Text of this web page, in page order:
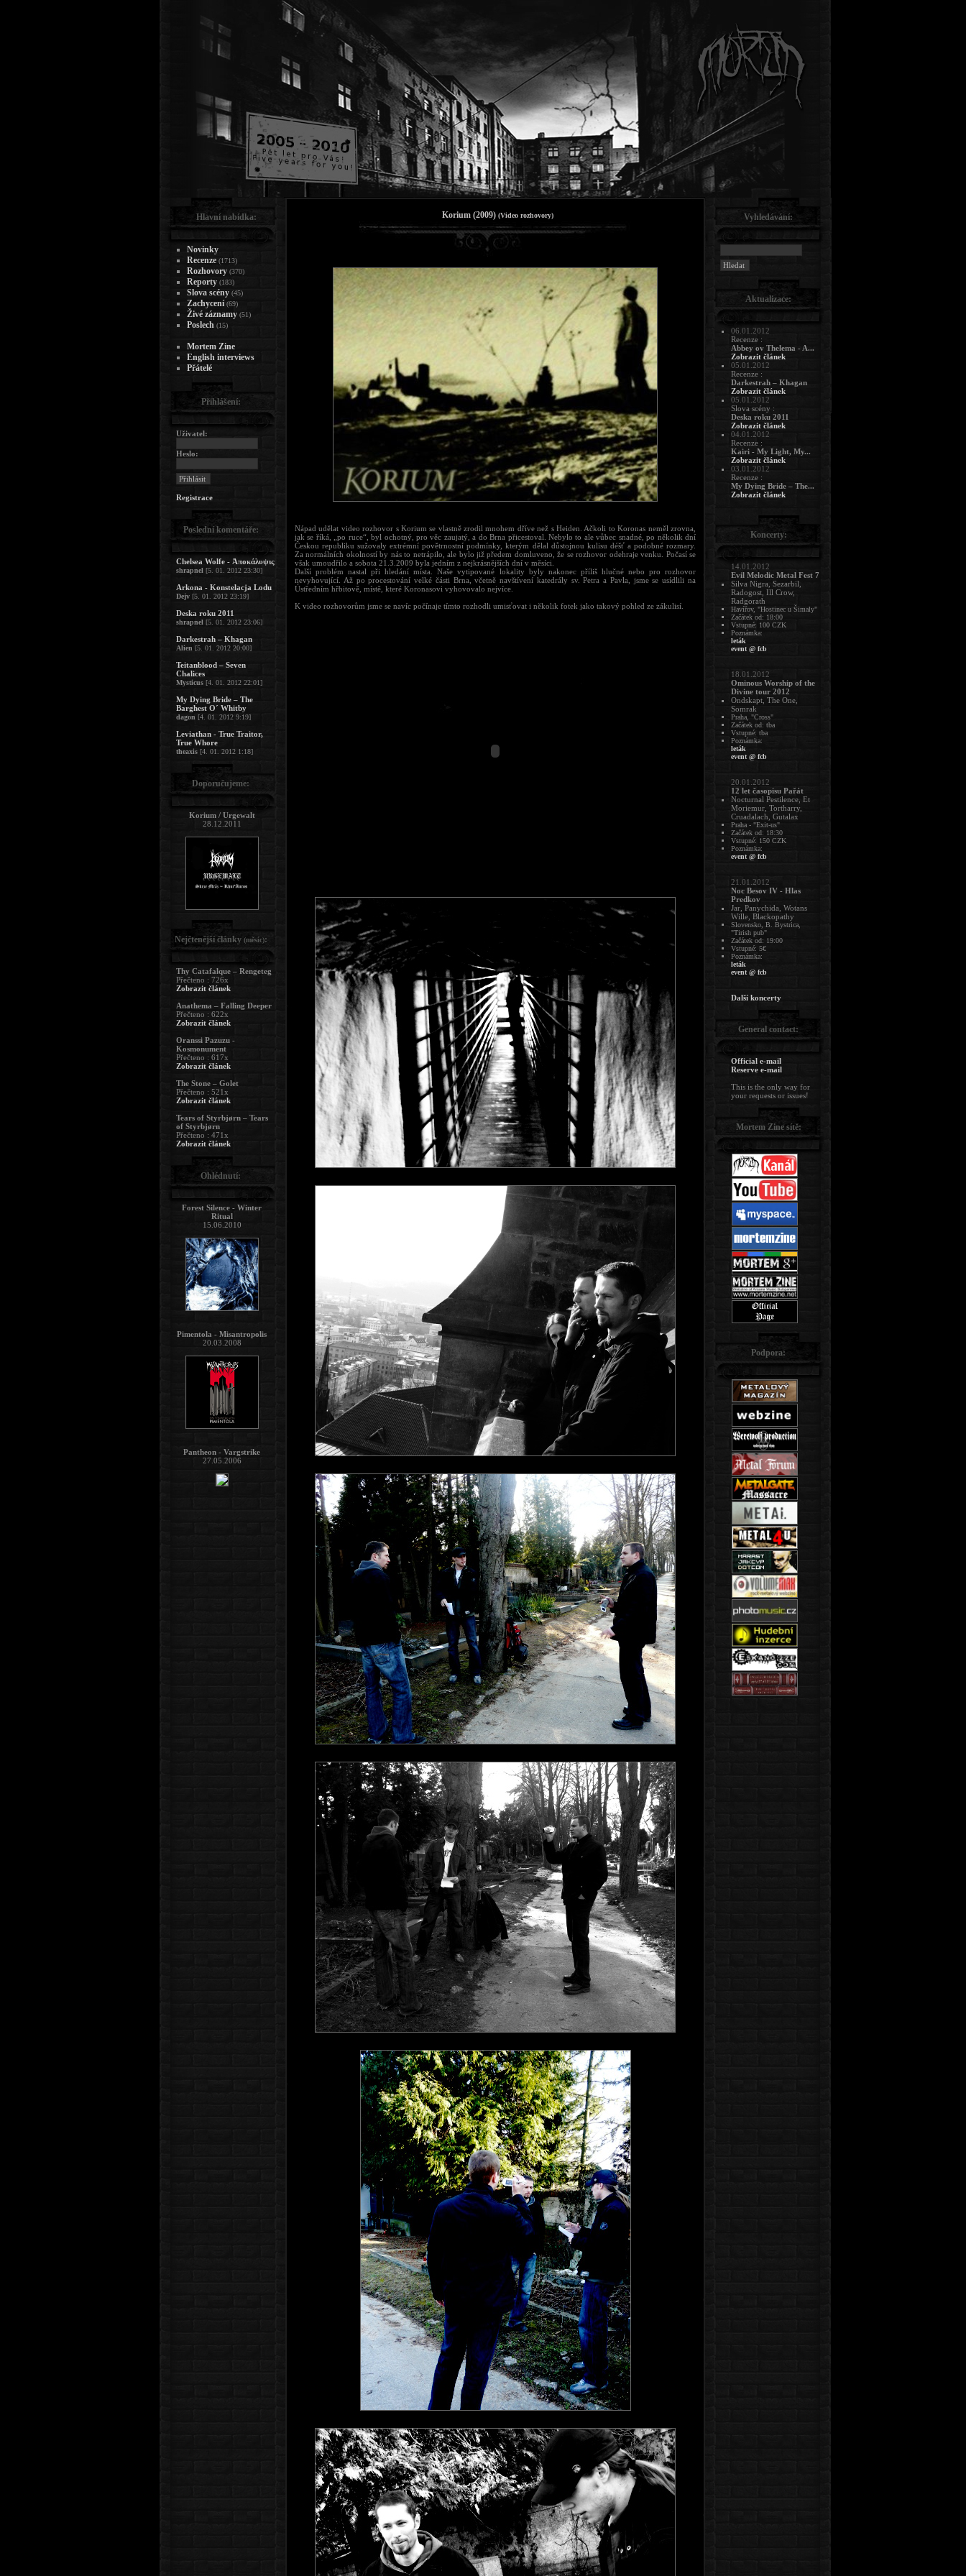
Korium (2009) (Video rozhovory)
Nápad udělat video rozhovor s Korium se vlastně zrodil mnohem dříve než s Heiden. Ačkoli to Koronas neměl zrovna,
jak se říká, „po ruce“, byl ochotný, pro věc zaujatý, a do Brna přicestoval. Nebylo to ale vůbec snadné, po několik dní
Českou republiku sužovaly extrémní povětrnostní podmínky, kterým dělal důstojnou kulisu déšť a podobné rozmary.
Za normálních okolností by nás to netrápilo, ale bylo již předem domluveno, že se rozhovor odehraje venku. Počasí se
však umoudřilo a sobota 21.3.2009 byla jedním z nejkrásnějších dní v měsíci.
Další problém nastal při hledání místa. Naše vytipované lokality byly nakonec příliš hlučné nebo pro rozhovor
nevyhovující. Až po procestování velké části Brna, včetně navštívení katedrály sv. Petra a Pavla, jsme se usídlili na
Ústředním hřbitově, místě, které Koronasovi vyhovovalo nejvíce.
K video rozhovorům jsme se navíc počínaje tímto rozhodli umisťovat i několik fotek jako takový pohled ze zákulisí.
Hlavní nabídka:
Novinky
Recenze (1713)
Rozhovory (370)
Reporty (183)
Slova scény (45)
Zachycení (69)
Živé záznamy (51)
Poslech (15)
Mortem Zine
English interviews
Přátelé
Přihlášení:
Uživatel:
Heslo:
Registrace
Poslední komentáře:
Chelsea Wolfe - Ἀποκάλυψις
shrapnel [5. 01. 2012 23:30]
Arkona - Konstelacja Lodu
Dejv [5. 01. 2012 23:19]
Deska roku 2011
shrapnel [5. 01. 2012 23:06]
Darkestrah – Khagan
Alien [5. 01. 2012 20:00]
Teitanblood – Seven
Chalices
Mysticus [4. 01. 2012 22:01]
My Dying Bride – The
Barghest O´ Whitby
dagon [4. 01. 2012 9:19]
Leviathan - True Traitor,
True Whore
theaxis [4. 01. 2012 1:18]
Doporučujeme:
Korium / Urgewalt
28.12.2011
Nejčtenější články (měsíc):
Thy Catafalque – Rengeteg
Přečteno : 726x
Zobrazit článek
Anathema – Falling Deeper
Přečteno : 622x
Zobrazit článek
Oranssi Pazuzu -
Kosmonument
Přečteno : 617x
Zobrazit článek
The Stone – Golet
Přečteno : 521x
Zobrazit článek
Tears of Styrbjørn – Tears
of Styrbjørn
Přečteno : 471x
Zobrazit článek
Ohlédnutí:
Forest Silence - Winter
Ritual
15.06.2010
Pimentola - Misantropolis
20.03.2008
Pantheon - Vargstrike
27.05.2006
Vyhledávání:
Aktualizace:
06.01.2012
Recenze :
Abbey ov Thelema - A...
Zobrazit článek
05.01.2012
Recenze :
Darkestrah – Khagan
Zobrazit článek
05.01.2012
Slova scény :
Deska roku 2011
Zobrazit článek
04.01.2012
Recenze :
Kairi - My Light, My...
Zobrazit článek
03.01.2012
Recenze :
My Dying Bride – The...
Zobrazit článek
Koncerty:
14.01.2012
Evil Melodic Metal Fest 7
Silva Nigra, Sezarbil,
Radogost, Ill Crow,
Radgorath
Havířov, "Hostinec u Šimaly"
Začátek od: 18:00
Vstupné: 100 CZK
Poznámka:
leták
event @ fcb
18.01.2012
Ominous Worship of the
Divine tour 2012
Ondskapt, The One,
Somrak
Praha, "Cross"
Začátek od: tba
Vstupné: tba
Poznámka:
leták
event @ fcb
20.01.2012
12 let časopisu Pařát
Nocturnal Pestilence, Et
Moriemur, Tortharry,
Cruadalach, Gutalax
Praha - "Exit-us"
Začátek od: 18:30
Vstupné: 150 CZK
Poznámka:
event @ fcb
21.01.2012
Noc Besov IV - Hlas
Predkov
Jar, Panychida, Wotans
Wille, Blackopathy
Slovensko, B. Bystrica,
"Tirish pub"
Začátek od: 19:00
Vstupné: 5€
Poznámka:
leták
event @ fcb
Další koncerty
General contact:
Official e-mail
Reserve e-mail
This is the only way for
your requests or issues!
Mortem Zine sítě:
Podpora: